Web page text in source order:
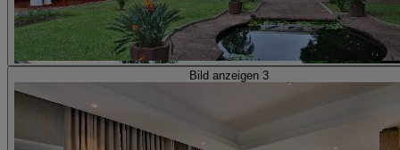
Bild anzeigen 3